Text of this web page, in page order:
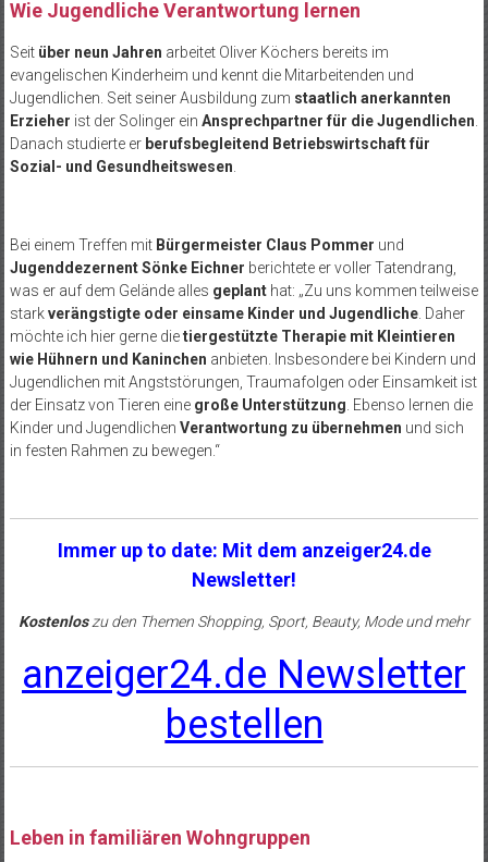
Wie Jugendliche Verantwortung lernen
Seit über neun Jahren arbeitet Oliver Köchers bereits im
evangelischen Kinderheim und kennt die Mitarbeitenden und
Jugendlichen. Seit seiner Ausbildung zum staatlich anerkannten
Erzieher ist der Solinger ein Ansprechpartner für die Jugendlichen
Danach studierte er berufsbegleitend Betriebswirtschaft für
Sozial- und Gesundheitswesen
Bei einem Treffen mit Bürgermeister Claus Pommer und
Jugenddezernent Sönke Eichner berichtete er voller Tatendrang,
was er auf dem Gelände alles geplanthat: „Zu uns kommen teilweise
starkverängstigte oder einsame Kinder und Jugendliche. Daher
möchte ich hier gerne dietiergestützte Therapie mit Kleintieren
wie Hühnern und Kaninchen anbieten. Insbesondere bei Kindern und
Jugendlichen mit Angststörungen, Traumafolgen oder Einsamkeit ist
der Einsatz von Tieren eine große Unterstützung . Ebenso lernen die
Kinder und Jugendlichen Verantwortung zu übernehmen und sich
in festen Rahmen zu bewegen.“
Immer up to date: Mit dem anzeiger24.de
Newsletter!
Kostenloszu den Themen Shopping, Sport, Beauty, Mode und mehr
anzeiger24.de Newsletter
bestellen
Leben in familiären Wohngruppen